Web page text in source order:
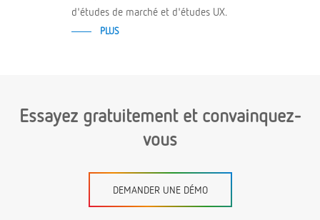
d'études de marché et d'études UX.
PLUS
Essayez gratuitement et convainquez-
vous
DEMANDER UNE DÉMO